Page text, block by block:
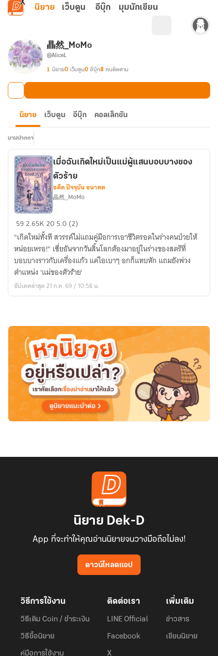
ข้ามไปยังเนื้อหาหลัก
นิยาย เว็บตูน อีบุ๊ก มุมนักเขียน
瞐然_MoMo
@AliceL
1 นิยาย0 เว็บตูน0 อีบุ๊ก8 คนติดตาม
นิยาย เว็บตูน อีบุ๊ก คอลเล็กชัน
นามปากกา
เมื่อ
ฉัน
เกิด
ใหม่
เป็น
แม่
ผู้
ของ
ตัว
ร้าย
เมื่อฉันเกิดใหม่เป็นแม่ผู้แสนบอบบางของ
ตัวร้าย
อดีต ปัจจุบัน อนาคต
瞐然_MoMo
592.65K205.0 (2)
"เกิดใหม่ทั้งที สวรรค์ไม่แถมคู่มือการเอาชีวิตรอดในร่างคนป่วยให้
หน่อยเหรอ!" เซี่ยอันจากวันสิ้นโลกต้องมาอยู่ในร่างของสตรีที่
บอบบางราวกับเครื่องแก้ว แค่ไอเบาๆ อกก็แทบหัก แถมยังพ่วง
ตำแหน่ง 'แม่ของตัวร้าย'
อัปเดตล่าสุด 21 ก.ค. 69 / 10:58 น.
นิยาย Dek-D
App ที่จะทำให้คุณอ่านนิยายจนวางมือถือไม่ลง!
ดาวน์โหลดแอป
วิธีการใช้งาน
วิธีเติม Coin / ชำระเงิน
วิธีซื้อนิยาย
คู่มือการใช้งาน
ติดต่อเรา
LINE Official
Facebook
X
เพิ่มเติม
ข่าวสาร
เขียนนิยาย